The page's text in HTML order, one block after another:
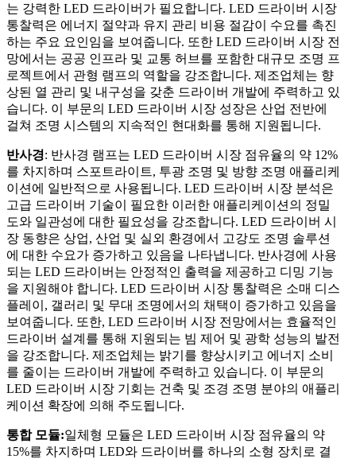
는 강력한 LED 드라이버가 필요합니다. LED 드라이버 시장
통찰력은 에너지 절약과 유지 관리 비용 절감이 수요를 촉진
하는 주요 요인임을 보여줍니다. 또한 LED 드라이버 시장 전
망에서는 공공 인프라 및 교통 허브를 포함한 대규모 조명 프
로젝트에서 관형 램프의 역할을 강조합니다. 제조업체는 향
상된 열 관리 및 내구성을 갖춘 드라이버 개발에 주력하고 있
습니다. 이 부문의 LED 드라이버 시장 성장은 산업 전반에
걸쳐 조명 시스템의 지속적인 현대화를 통해 지원됩니다.
반사경: 반사경 램프는 LED 드라이버 시장 점유율의 약 12%
를 차지하며 스포트라이트, 투광 조명 및 방향 조명 애플리케
이션에 일반적으로 사용됩니다. LED 드라이버 시장 분석은
고급 드라이버 기술이 필요한 이러한 애플리케이션의 정밀
도와 일관성에 대한 필요성을 강조합니다. LED 드라이버 시
장 동향은 상업, 산업 및 실외 환경에서 고강도 조명 솔루션
에 대한 수요가 증가하고 있음을 나타냅니다. 반사경에 사용
되는 LED 드라이버는 안정적인 출력을 제공하고 디밍 기능
을 지원해야 합니다. LED 드라이버 시장 통찰력은 소매 디스
플레이, 갤러리 및 무대 조명에서의 채택이 증가하고 있음을
보여줍니다. 또한, LED 드라이버 시장 전망에서는 효율적인
드라이버 설계를 통해 지원되는 빔 제어 및 광학 성능의 발전
을 강조합니다. 제조업체는 밝기를 향상시키고 에너지 소비
를 줄이는 드라이버 개발에 주력하고 있습니다. 이 부문의
LED 드라이버 시장 기회는 건축 및 조경 조명 분야의 애플리
케이션 확장에 의해 주도됩니다.
통합 모듈:일체형 모듈은 LED 드라이버 시장 점유율의 약
15%를 차지하며 LED와 드라이버를 하나의 소형 장치로 결